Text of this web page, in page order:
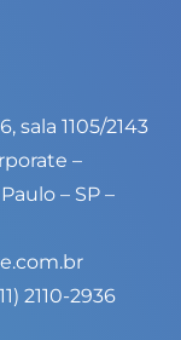
sala 1105/2143
–
– SP –
2110-2936